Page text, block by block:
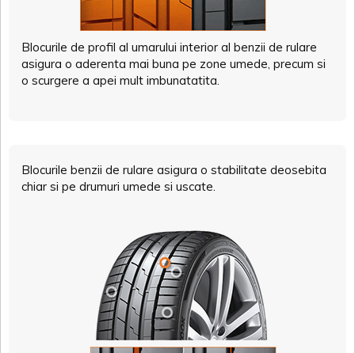
Blocurile de profil al umarului interior al benzii de rulare
asigura o aderenta mai buna pe zone umede, precum si
o scurgere a apei mult imbunatatita.
Blocurile benzii de rulare asigura o stabilitate deosebita
chiar si pe drumuri umede si uscate.